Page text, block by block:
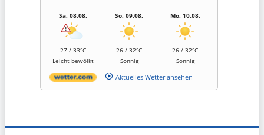
Sa, 08.08.
27 / 33°C
Leicht bewölkt
So, 09.08.
26 / 32°C
Sonnig
Mo, 10.08.
26 / 32°C
Sonnig
Aktuelles Wetter ansehen